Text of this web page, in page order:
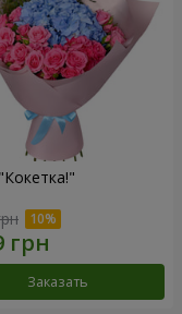
Заказать